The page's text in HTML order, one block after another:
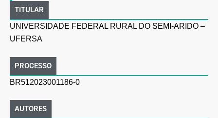
TITULAR
UNIVERSIDADE FEDERAL RURAL DO SEMI-ARIDO –
UFERSA
PROCESSO
BR512023001186-0
AUTORES